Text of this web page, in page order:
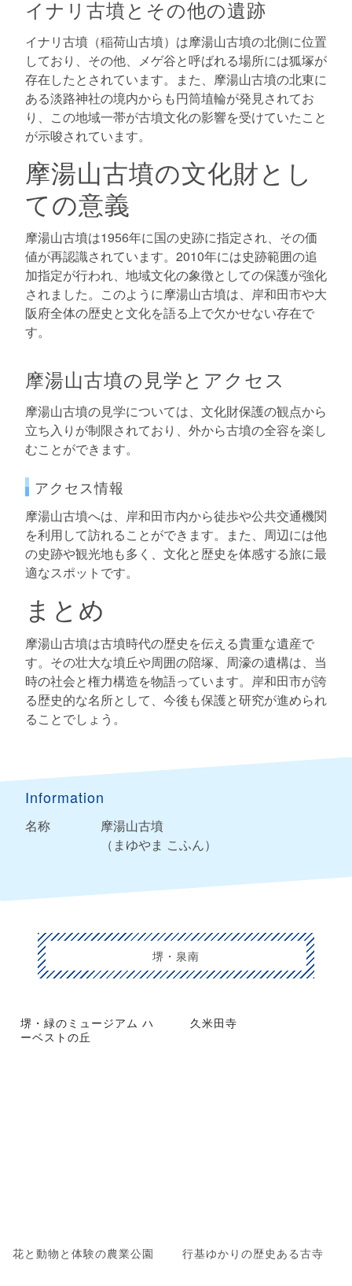
イナリ古墳とその他の遺跡
イナリ古墳（稲荷山古墳）は摩湯山古墳の北側に位置
しており、その他、メゲ谷と呼ばれる場所には狐塚が
存在したとされています。また、摩湯山古墳の北東に
ある淡路神社の境内からも円筒埴輪が発見されてお
り、この地域一帯が古墳文化の影響を受けていたこと
が示唆されています。
摩湯山古墳の文化財とし
ての意義
摩湯山古墳は1956年に国の史跡に指定され、その価
値が再認識されています。2010年には史跡範囲の追
加指定が行われ、地域文化の象徴としての保護が強化
されました。このように摩湯山古墳は、岸和田市や大
阪府全体の歴史と文化を語る上で欠かせない存在で
す。
摩湯山古墳の見学とアクセス
摩湯山古墳の見学については、文化財保護の観点から
立ち入りが制限されており、外から古墳の全容を楽し
むことができます。
アクセス情報
摩湯山古墳へは、岸和田市内から徒歩や公共交通機関
を利用して訪れることができます。また、周辺には他
の史跡や観光地も多く、文化と歴史を体感する旅に最
適なスポットです。
まとめ
摩湯山古墳は古墳時代の歴史を伝える貴重な遺産で
す。その壮大な墳丘や周囲の陪塚、周濠の遺構は、当
時の社会と権力構造を物語っています。岸和田市が誇
る歴史的な名所として、今後も保護と研究が進められ
ることでしょう。
Information
名称
摩湯山古墳
（まゆやま こふん）
堺・泉南
堺・緑のミュージアム ハ
ーベストの丘
花と動物と体験の農業公園
久米田寺
行基ゆかりの歴史ある古寺